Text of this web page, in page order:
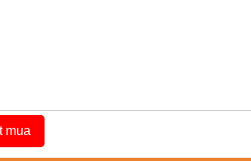
mua